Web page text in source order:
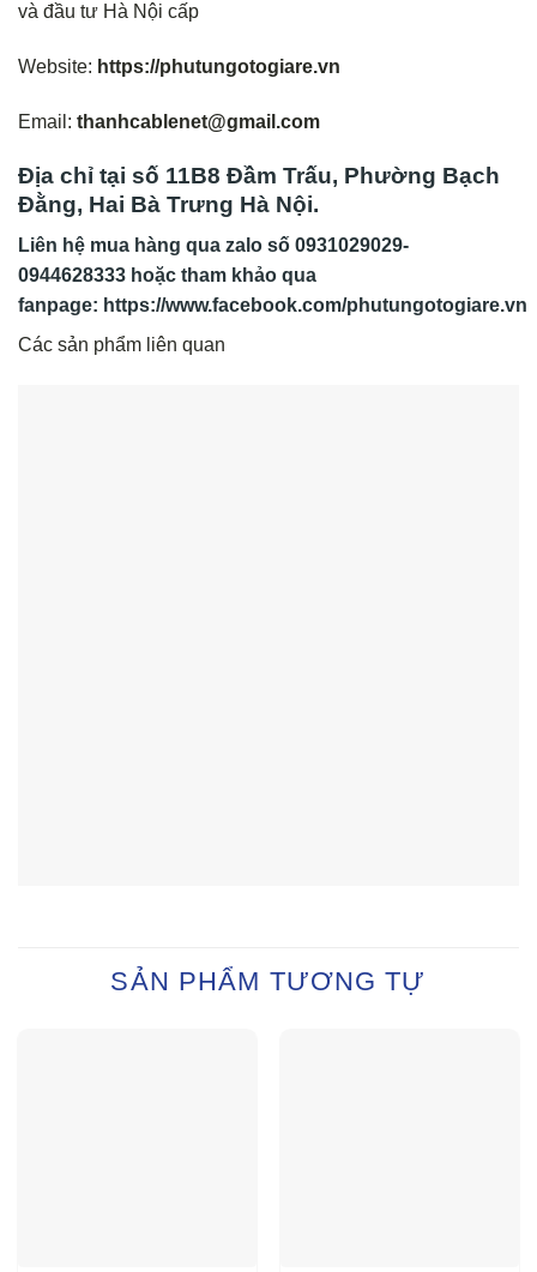
và đầu tư Hà Nội cấp
Website: https://phutungotogiare.vn
Email: thanhcablenet@gmail.com
Địa chỉ tại số 11B8 Đầm Trấu, Phường Bạch
Đằng, Hai Bà Trưng Hà Nội.
Liên hệ mua hàng qua zalo số 0931029029-
0944628333 hoặc tham khảo qua
fanpage: https://www.facebook.com/phutungotogiare.vn
Các sản phẩm liên quan
SẢN PHẨM TƯƠNG TỰ